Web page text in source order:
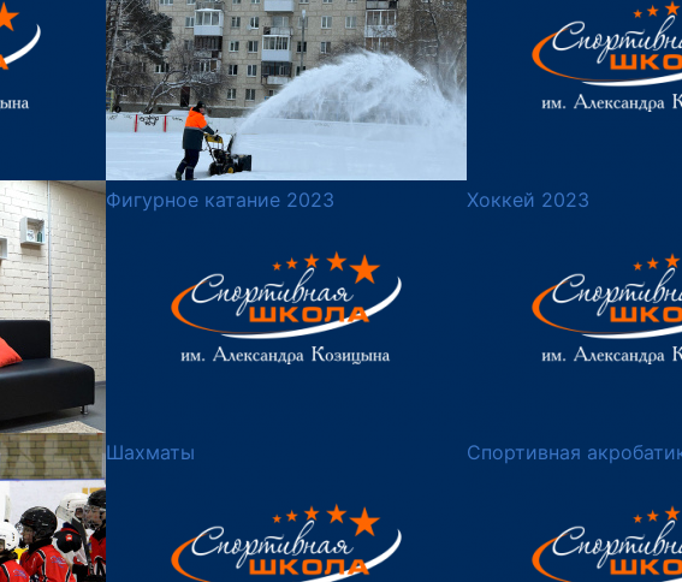
Фигурное катание 2023 Хоккей 2023
Шахматы Спортивная